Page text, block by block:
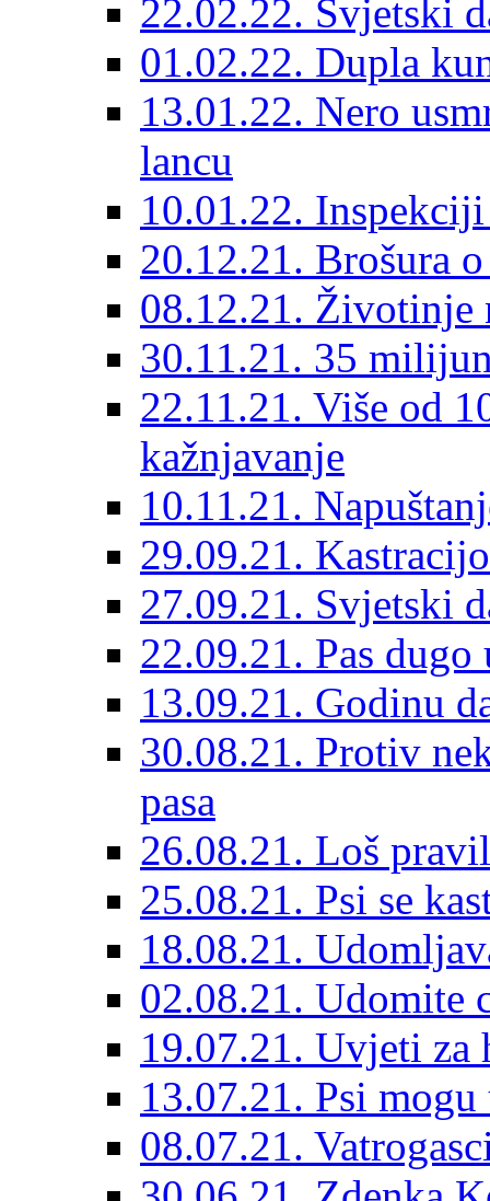
22.02.22. Svjetski
01.02.22. Dupla
13.01.22. Nero
lancu
10.01.22.
20.12.21. Brošura
08.12.21.
30.11.21. 35
22.11.21. Više od
kažnjavanje
10.11.21.
29.09.21.
27.09.21. Svjetski
22.09.21. Pas
13.09.21. Godinu
30.08.21. Protiv
pasa
26.08.21. Loš
25.08.21. Psi se
18.08.21.
02.08.21. Udomite
19.07.21. Uvjeti za
13.07.21. Psi
08.07.21.